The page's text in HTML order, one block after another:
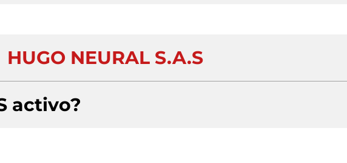
HUGO NEURAL S.A.S
activo?